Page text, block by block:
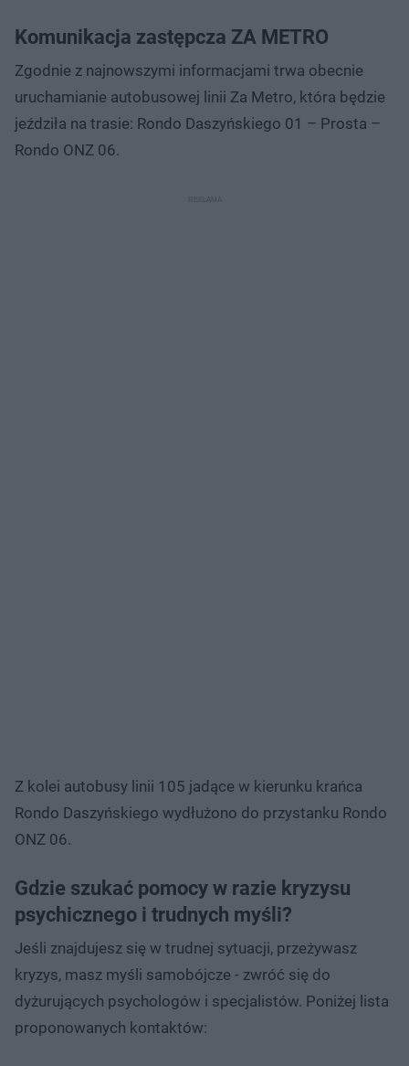
Komunikacja zastępcza ZA METRO
Zgodnie z najnowszymi informacjami trwa obecnie
uruchamianie autobusowej linii Za Metro, która będzie
jeździła na trasie: Rondo Daszyńskiego 01 – Prosta –
Rondo ONZ 06.
Z kolei autobusy linii 105 jadące w kierunku krańca
Rondo Daszyńskiego wydłużono do przystanku Rondo
ONZ 06.
Gdzie szukać pomocy w razie kryzysu
psychicznego i trudnych myśli?
Jeśli znajdujesz się w trudnej sytuacji, przeżywasz
kryzys, masz myśli samobójcze - zwróć się do
dyżurujących psychologów i specjalistów. Poniżej lista
proponowanych kontaktów: